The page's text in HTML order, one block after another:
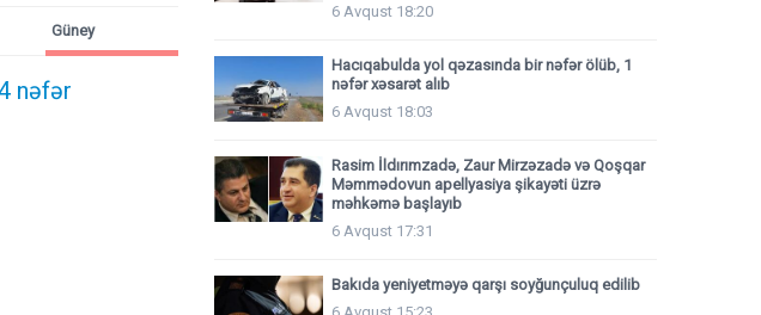
nəfər
Güney
6 Avqust 18:20
Hacıqabulda yol qəzasında bir nəfər ölüb, 1
nəfər xəsarət alıb
6 Avqust 18:03
Rasim İldırımzadə, Zaur Mirzəzadə və Qoşqar
Məmmədovun apellyasiya şikayəti üzrə
məhkəmə başlayıb
6 Avqust 17:31
Bakıda yeniyetməyə qarşı soyğunçuluq edilib